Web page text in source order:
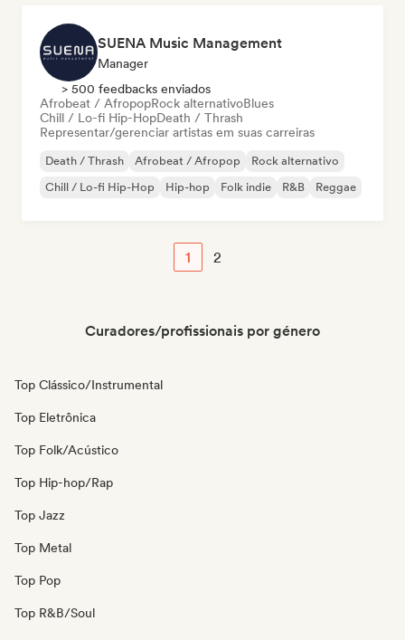
SUENA Music Management
Manager
> 500 feedbacks enviados
Afrobeat / AfropopRock alternativoBlues
Chill / Lo-fi Hip-HopDeath / Thrash
Representar/gerenciar artistas em suas carreiras
Death / Thrash Afrobeat / Afropop
Rock alternativo
Chill / Lo-fi Hip-Hop
Hip-hop Folk indie R&B Reggae
1 2
Curadores/profissionais por género
Top Clássico/Instrumental
Top Eletrônica
Top Folk/Acústico
Top Hip-hop/Rap
Top Jazz
Top Metal
Top Pop
Top R&B/Soul